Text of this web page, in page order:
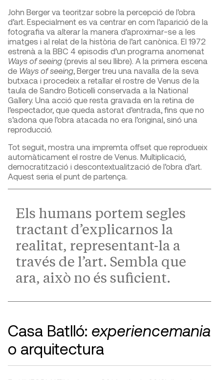
John Berger va teoritzar sobre la percepció de l’obra
d’art. Especialment es va centrar en com l’aparició de la
fotografia va alterar la manera d’aproximar-se a les
imatges i al relat de la història de l’art canònica. El 1972
estrenà a la BBC 4 episodis d’un programa anomenat
Ways of seeing (previs al seu llibre). A la primera escena
de Ways of seeing, Berger treu una navalla de la seva
butxaca i procedeix a retallar el rostre de Venus de la
taula de Sandro Boticelli conservada a la National
Gallery. Una acció que resta gravada en la retina de
l’espectador, que queda astorat d’entrada, fins que no
s’adona que l’obra atacada no era l’original, sinó una
reproducció.
Tot seguit, mostra una impremta offset que reprodueix
automàticament el rostre de Venus. Multiplicació,
democratització i descontextualització de l’obra d’art.
Aquest seria el punt de partença.
Els humans portem segles
tractant d’explicarnos la
realitat, representant-la a
través de l’art. Sembla que
ara, això no és suficient.
Casa Batlló: experiencemania
o arquitectura